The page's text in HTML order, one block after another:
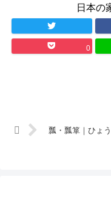
日本の
0
瓢・瓢箪｜ひょ